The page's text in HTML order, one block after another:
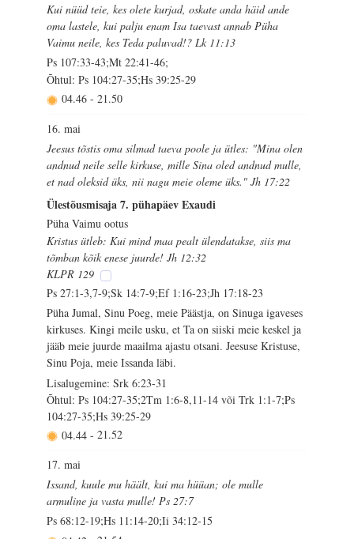
Kui nüüd teie, kes olete kurjad, oskate anda häid ande
oma lastele, kui palju enam Isa taevast annab Püha
Vaimu neile, kes Teda paluvad!? Lk 11:13
Ps 107:33-43;Mt 22:41-46;
Õhtul: Ps 104:27-35;Hs 39:25-29
04.46 - 21.50
16. mai
Jeesus tõstis oma silmad taeva poole ja ütles: "Mina olen
andnud neile selle kirkuse, mille Sina oled andnud mulle,
et nad oleksid üks, nii nagu meie oleme üks." Jh 17:22
Ülestõusmisaja 7. pühapäev Exaudi
Püha Vaimu ootus
Kristus ütleb: Kui mind maa pealt ülendatakse, siis ma
tõmban kõik enese juurde! Jh 12:32
KLPR 129
Ps 27:1-3,7-9;Sk 14:7-9;Ef 1:16-23;Jh 17:18-23
Püha Jumal, Sinu Poeg, meie Päästja, on Sinuga igaveses
kirkuses. Kingi meile usku, et Ta on siiski meie keskel ja
jääb meie juurde maailma ajastu otsani. Jeesuse Kristuse,
Sinu Poja, meie Issanda läbi.
Lisalugemine: Srk 6:23-31
Õhtul: Ps 104:27-35;2Tm 1:6-8,11-14 või Trk 1:1-7;Ps
104:27-35;Hs 39:25-29
04.44 - 21.52
17. mai
Issand, kuule mu häält, kui ma hüüan; ole mulle
armuline ja vasta mulle! Ps 27:7
Ps 68:12-19;Hs 11:14-20;Ii 34:12-15